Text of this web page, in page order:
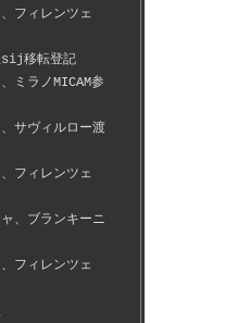
フィレンツェ
sij移転登記
ミラノMICAM参
サヴィルロー渡
フィレンツェ
、ブランキーニ
フィレンツェ